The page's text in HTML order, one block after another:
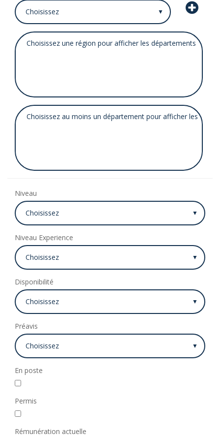
Niveau
Niveau Experience
Disponibilité
Préavis
En poste
Permis
Rémunération actuelle